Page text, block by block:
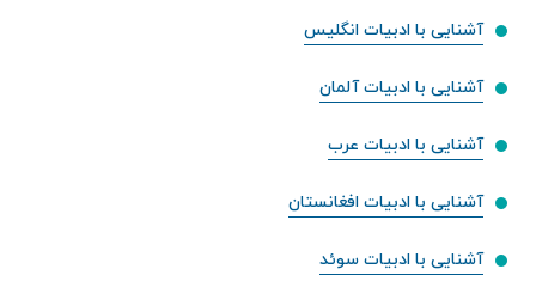
آشنایی با ادبیات انگلیس
آشنایی با ادبیات آلمان
آشنایی با ادبیات عرب
آشنایی با ادبیات افغانستان
آشنایی با ادبیات سوئد